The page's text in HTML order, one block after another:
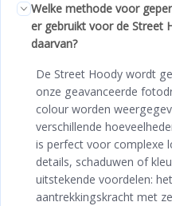
Welke methode voor
er gebruikt voor de Street
daarvan?
De Street Hoody wordt
onze geavanceerde
colour worden
verschillende
is perfect voor complexe
details, schaduwen of
uitstekende voordelen:
aantrekkingskracht met